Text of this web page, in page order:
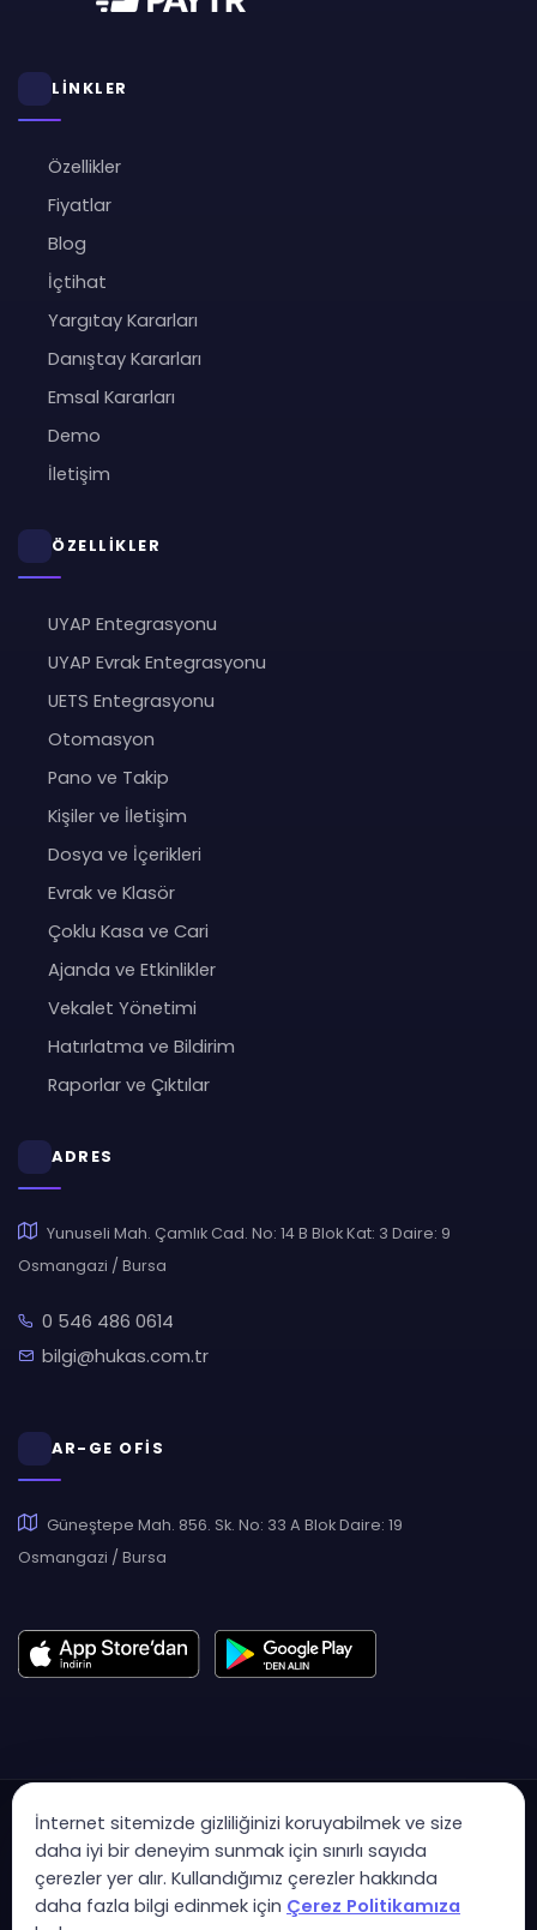
LİNKLER
Özellikler
Fiyatlar
Blog
İçtihat
Yargıtay Kararları
Danıştay Kararları
Emsal Kararları
Demo
İletişim
ÖZELLİKLER
UYAP Entegrasyonu
UYAP Evrak Entegrasyonu
UETS Entegrasyonu
Otomasyon
Pano ve Takip
Kişiler ve İletişim
Dosya ve İçerikleri
Evrak ve Klasör
Çoklu Kasa ve Cari
Ajanda ve Etkinlikler
Vekalet Yönetimi
Hatırlatma ve Bildirim
Raporlar ve Çıktılar
ADRES
Yunuseli Mah. Çamlık Cad. No: 14 B Blok Kat: 3 Daire: 9
Osmangazi / Bursa
0 546 486 0614
bilgi@hukas.com.tr
AR-GE OFİS
Güneştepe Mah. 856. Sk. No: 33 A Blok Daire: 19
Osmangazi / Bursa
Copyright © 2007 - 2026 Hukas | Hukuk Asistan • Tüm Hakları
Saklıdır
İnternet sitemizde gizliliğinizi koruyabilmek ve size
daha iyi bir deneyim sunmak için sınırlı sayıda
çerezler yer alır. Kullandığımız çerezler hakkında
daha fazla bilgi edinmek için Çerez Politikamıza